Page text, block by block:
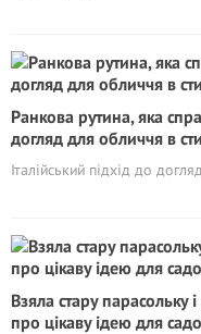
Ранкова рутина, яка
догляд для обличчя в
Італійський підхід до
Взяла стару парасольку
про цікаву ідею для